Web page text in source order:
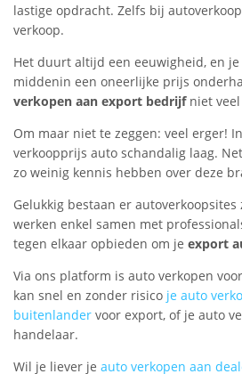
lastige opdracht. Zelfs bij
verkoop.
Het duurt altijd een eeuwigheid, en
middenin een oneerlijke prijs
verkopen aan export bedrijfniet veel
Om maar niet te zeggen: veel erger!
verkoopprijs auto schandalig laag.
zo weinig kennis hebben over deze
Gelukkig bestaan er autoverkoopsites
werken enkel samen met
tegen elkaar opbieden om je export
Via ons platform is auto verkopen
kan snel en zonder risico je auto
buitenlander voor export, of je auto
handelaar.
Wil je liever je auto verkopen aan